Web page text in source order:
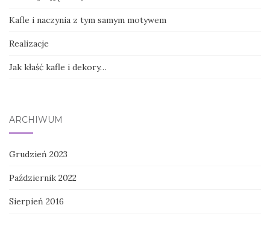
Kafle i naczynia z tym samym motywem
Realizacje
Jak kłaść kafle i dekory…
ARCHIWUM
Grudzień 2023
Październik 2022
Sierpień 2016